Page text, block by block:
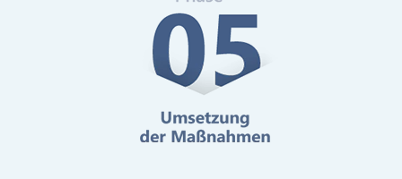
Digitale Barrierefreiheit